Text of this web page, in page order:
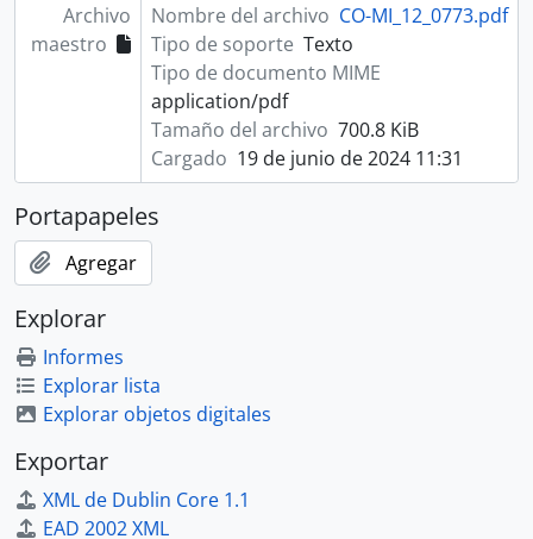
Archivo
maestro
Nombre del archivo CO-MI_12_0773.pdf
Tipo de soporte Texto
Tipo de documento MIME
application/pdf
Tamaño del archivo 700.8 KiB
Cargado 19 de junio de 2024 11:31
Portapapeles
Agregar
Explorar
Informes
Explorar lista
Explorar objetos digitales
Exportar
XML de Dublin Core 1.1
EAD 2002 XML